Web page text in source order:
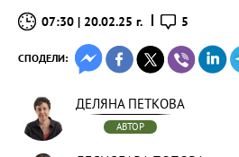
07:30 | 20.02.25 г. 5
СПОДЕЛИ:
ДЕЛЯНА ПЕТКОВА
АВТОР